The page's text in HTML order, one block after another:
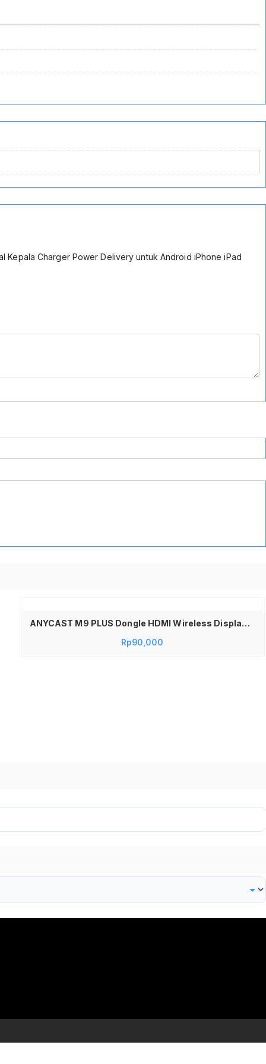
Kepala Charger Power Delivery untuk Android iPhone iPad
ANYCAST M9 PLUS Dongle HDMI Wireless Display WiFi Receiver Anycast Versi Terbaru Support Miracast DLNA Airplay untuk Android iPhone Laptop Sambungan Proyektor & TV LED Kualitas Gambar Jernih Original Hanya di Jadi Store Lamongan
Rp90,000